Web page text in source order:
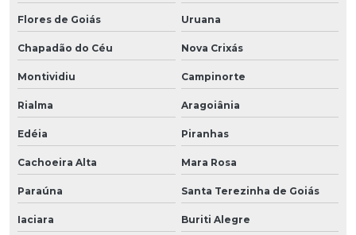
Flores de Goiás Uruana
Chapadão do Céu Nova Crixás
Montividiu Campinorte
Rialma Aragoiânia
Edéia Piranhas
Cachoeira Alta Mara Rosa
Paraúna Santa Terezinha de Goiás
Iaciara Buriti Alegre